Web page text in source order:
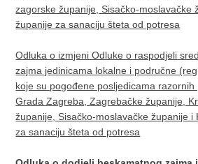
zagorske županije, Sisačko-moslavačke
županije za sanaciju šteta od potresa
Odluka o izmjeni Odluke o raspodjeli
zajma jedinicama lokalne i područne
koje su pogođene posljedicama
Grada Zagreba, Zagrebačke županije,
županije, Sisačko-moslavačke županije i
za sanaciju šteta od potresa